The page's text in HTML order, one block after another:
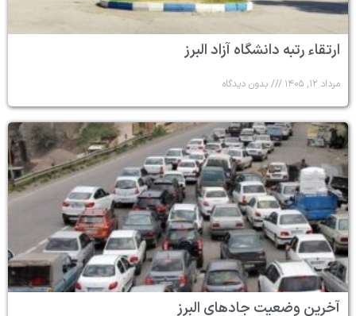
ارتقاء رتبه دانشگاه آزاد البرز
مرداد ۱۲, ۱۴۰۵ بدون دیدگاه
آخرین وضعیت جادهای البرز